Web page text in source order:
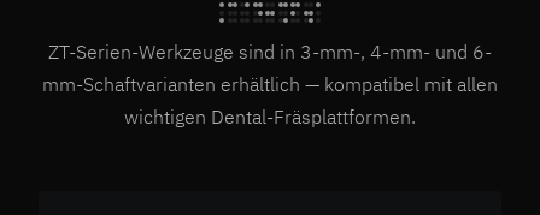
ZT-Serien-Werkzeuge sind in 3-mm-, 4-mm- und 6-
mm-Schaftvarianten erhältlich — kompatibel mit allen
wichtigen Dental-Fräsplattformen.